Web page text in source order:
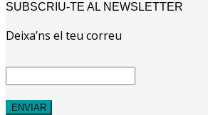
SUBSCRIU-TE AL NEWSLETTER
Deixa’ns el teu correu